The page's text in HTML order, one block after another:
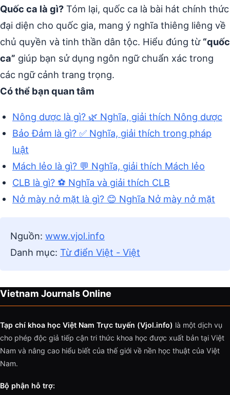
Quốc ca là gì? Tóm lại, quốc ca là bài hát chính thức
đại diện cho quốc gia, mang ý nghĩa thiêng liêng về
chủ quyền và tinh thần dân tộc. Hiểu đúng từ “quốc
ca” giúp bạn sử dụng ngôn ngữ chuẩn xác trong
các ngữ cảnh trang trọng.
Có thể bạn quan tâm
Nông dược là gì? 🌿 Nghĩa, giải thích Nông dược
Bảo Đảm là gì? ✅ Nghĩa, giải thích trong pháp
luật
Mách lẻo là gì? 💬 Nghĩa, giải thích Mách lẻo
CLB là gì? ⚽ Nghĩa và giải thích CLB
Nở mày nở mặt là gì? 😊 Nghĩa Nở mày nở mặt
Nguồn: www.vjol.info
Danh mục: Từ điển Việt - Việt
Vietnam Journals Online
Tạp chí khoa học Việt Nam Trực tuyến (Vjol.info) là một dịch vụ
cho phép độc giả tiếp cận tri thức khoa học được xuất bản tại Việt
Nam và nâng cao hiểu biết của thế giới về nền học thuật của Việt
Nam.
Bộ phận hỗ trợ: